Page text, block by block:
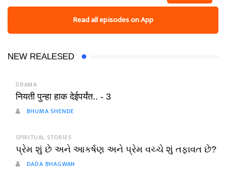
Read all episodes on App
NEW REALESED
DRAMA
नियती पुन्हा हाक देईपर्यंत.. - 3
BHUMA SHENDE
SPIRITUAL STORIES
પ્રેમ શું છે અને આકર્ષણ અને પ્રેમ વચ્ચે શું તફાવત છે?
DADA BHAGWAN